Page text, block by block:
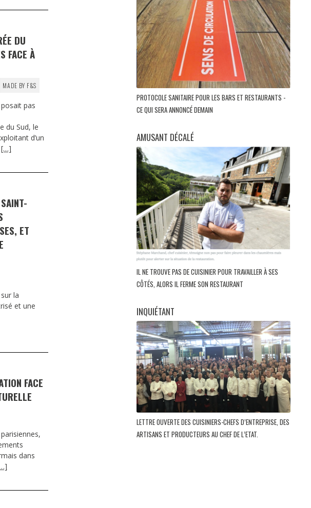
DU
FACE À
MADE BY F&S
pas
du Sud, le
d’un
[…]
ET
la
et une
FACE
dans
PROTOCOLE SANITAIRE POUR LES BARS ET RESTAURANTS -
CE QUI SERA ANNONCÉ DEMAIN
AMUSANT DÉCALÉ
IL NE TROUVE PAS DE CUISINIER POUR TRAVAILLER À SES
CÔTÉS, ALORS IL FERME SON RESTAURANT
INQUIÉTANT
LETTRE OUVERTE DES CUISINIERS-CHEFS D’ENTREPRISE, DES
ARTISANS ET PRODUCTEURS AU CHEF DE L’ETAT.